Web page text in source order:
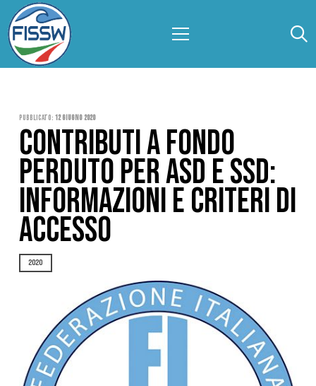
Pubblicato: 12 Giugno 2020
CONTRIBUTI A FONDO
PERDUTO PER ASD E SSD:
INFORMAZIONI E CRITERI DI
ACCESSO
2020